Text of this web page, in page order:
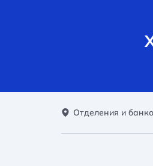
Отделения и